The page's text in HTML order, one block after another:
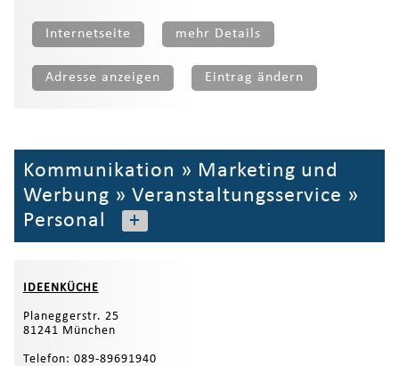
Internetseite mehr Details
Adresse anzeigen Eintrag ändern
Kommunikation » Marketing und
Werbung » Veranstaltungsservice »
Personal
+
IDEENKÜCHE
Planeggerstr. 25
81241 München
Telefon: 089-89691940